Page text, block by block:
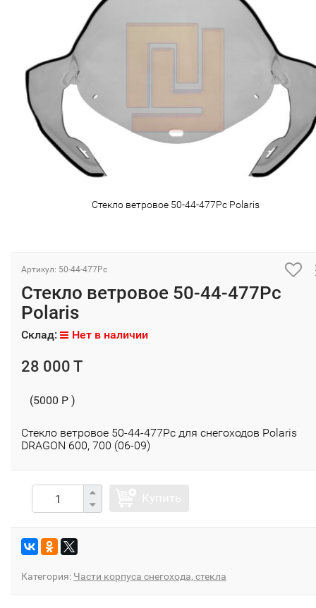
Стекло ветровое 50-44-477Pc Polaris
Артикул: 50-44-477Pc
Стекло ветровое 50-44-477Pc
Polaris
Склад: Нет в наличии
28 000 T
(5000 P )
Стекло ветровое 50-44-477Pc для снегоходов Polaris
DRAGON 600, 700 (06-09)
Категория: Части корпуса снегохода, стекла